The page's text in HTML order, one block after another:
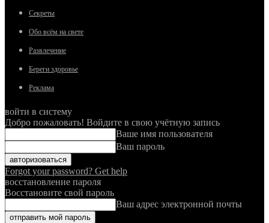
Секреты
Обо всём на свете
Развлечение
Береги здоровье
Реклама
войти в систему
Добро пожаловать! Войдите в свою учётную запись
Ваше имя пользователя
Ваш пароль
Forgot your password? Get help
восстановление пароля
Восстановите свой пароль
Ваш адрес электронной почты